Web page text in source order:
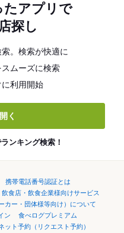
たアプリで
探し
。検索が快適に
ムーズに検索
利用開始
く
ンキング検索！
携帯電話番号認証とは
飲食店・飲食企業様向けサービス
カー・団体様等向け）について
ン
食べログプレミアム
ット予約（リクエスト予約）